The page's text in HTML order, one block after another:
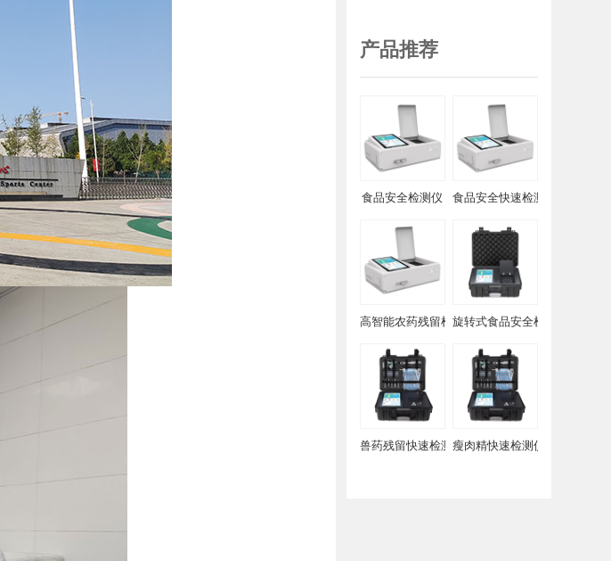
产品推荐
食品安全检测仪 食品安全快速检测仪-高精度
高智能农药残留检测仪旋转式食品安全检测仪
兽药残留快速检测仪瘦肉精快速检测仪